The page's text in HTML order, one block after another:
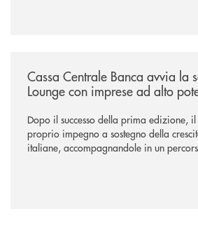
Cassa Centrale Banca avvia la
Lounge con imprese ad alto
Dopo il successo della prima edizione,
proprio impegno a sostegno della
italiane, accompagnandole in un